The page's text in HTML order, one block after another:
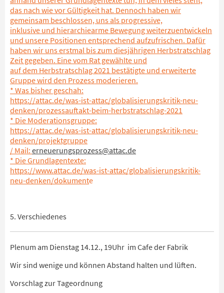
das nach wie vor Gültigkeit hat. Dennoch haben wir
gemeinsam beschlossen, uns als progressive,
inklusive und hierarchiearme Bewegung weiterzuentwickeln
und unsere Positionen entsprechend aufzufrischen. Dafür
haben wir uns erstmal bis zum diesjährigen Herbstratschlag
Zeit gegeben. Eine vom Rat gewählte und
auf dem Herbstratschlag 2021 bestätigte und erweiterte
Gruppe wird den Prozess moderieren.
* Was bisher geschah:
https://attac.de/was-ist-attac/globalisierungskritik-neu-
denken/prozessauftakt-beim-herbstratschlag-2021
* Die Moderationsgruppe:
https://attac.de/was-ist-attac/globalisierungskritik-neu-
denken/projektgruppe
/ Mail: erneuerungsprozess@attac.de
* Die Grundlagentexte:
https://www.attac.de/was-ist-attac/globalisierungskritik-
neu-denken/dokumente
5. Verschiedenes
Plenum am Dienstag 14.12., 19Uhr im Cafe der Fabrik
Wir sind wenige und können Abstand halten und lüften.
Vorschlag zur Tageordnung